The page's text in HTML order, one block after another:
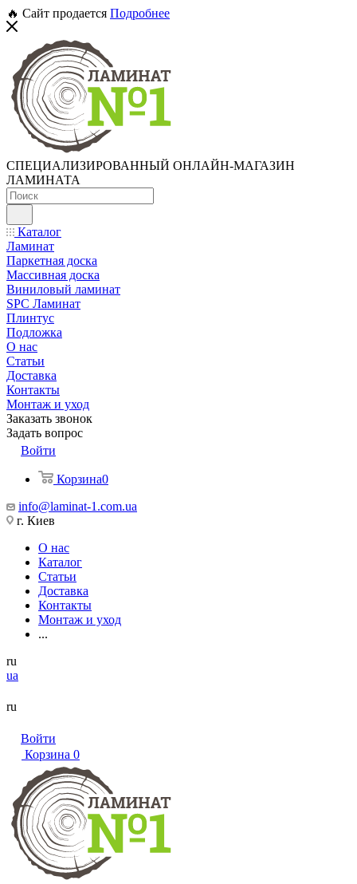
🔥 Сайт продается Подробнее
СПЕЦИАЛИЗИРОВАННЫЙ ОНЛАЙН-МАГАЗИН
ЛАМИНАТА
Каталог
Ламинат
Паркетная доска
Массивная доска
Виниловый ламинат
SPC Ламинат
Плинтус
Подложка
О нас
Статьи
Доставка
Контакты
Монтаж и уход
Заказать звонок
Задать вопрос
Войти
Корзина0
info@laminat-1.com.ua
г. Киев
О нас
Каталог
Статьи
Доставка
Контакты
Монтаж и уход
...
ru
ua
ru
Войти
Корзина 0